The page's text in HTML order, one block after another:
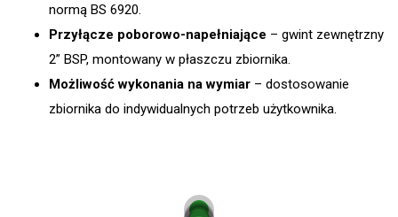
normą BS 6920.
Przyłącze poborowo-napełniające – gwint zewnętrzny
2” BSP, montowany w płaszczu zbiornika.
Możliwość wykonania na wymiar – dostosowanie
zbiornika do indywidualnych potrzeb użytkownika.